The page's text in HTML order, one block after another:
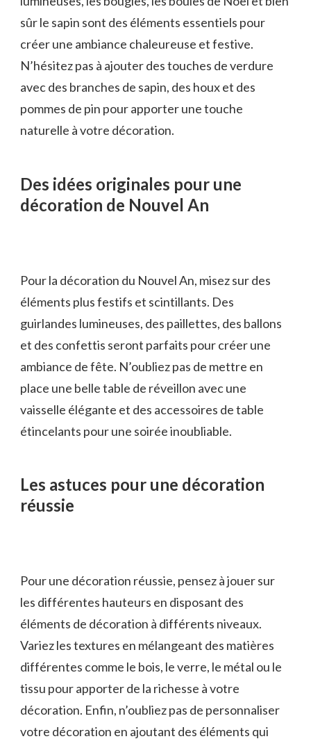
sûr le sapin sont des éléments essentiels pour
créer une ambiance chaleureuse et festive.
N’hésitez pas à ajouter des touches de verdure
avec des branches de sapin, des houx et des
pommes de pin pour apporter une touche
naturelle à votre décoration.
Des idées originales pour une
décoration de Nouvel An
Pour la décoration du Nouvel An, misez sur des
éléments plus festifs et scintillants. Des
guirlandes lumineuses, des paillettes, des ballons
et des confettis seront parfaits pour créer une
ambiance de fête. N’oubliez pas de mettre en
place une belle table de réveillon avec une
vaisselle élégante et des accessoires de table
étincelants pour une soirée inoubliable.
Les astuces pour une décoration
réussie
Pour une décoration réussie, pensez à jouer sur
les différentes hauteurs en disposant des
éléments de décoration à différents niveaux.
Variez les textures en mélangeant des matières
différentes comme le bois, le verre, le métal ou le
tissu pour apporter de la richesse à votre
décoration. Enfin, n’oubliez pas de personnaliser
votre décoration en ajoutant des éléments qui